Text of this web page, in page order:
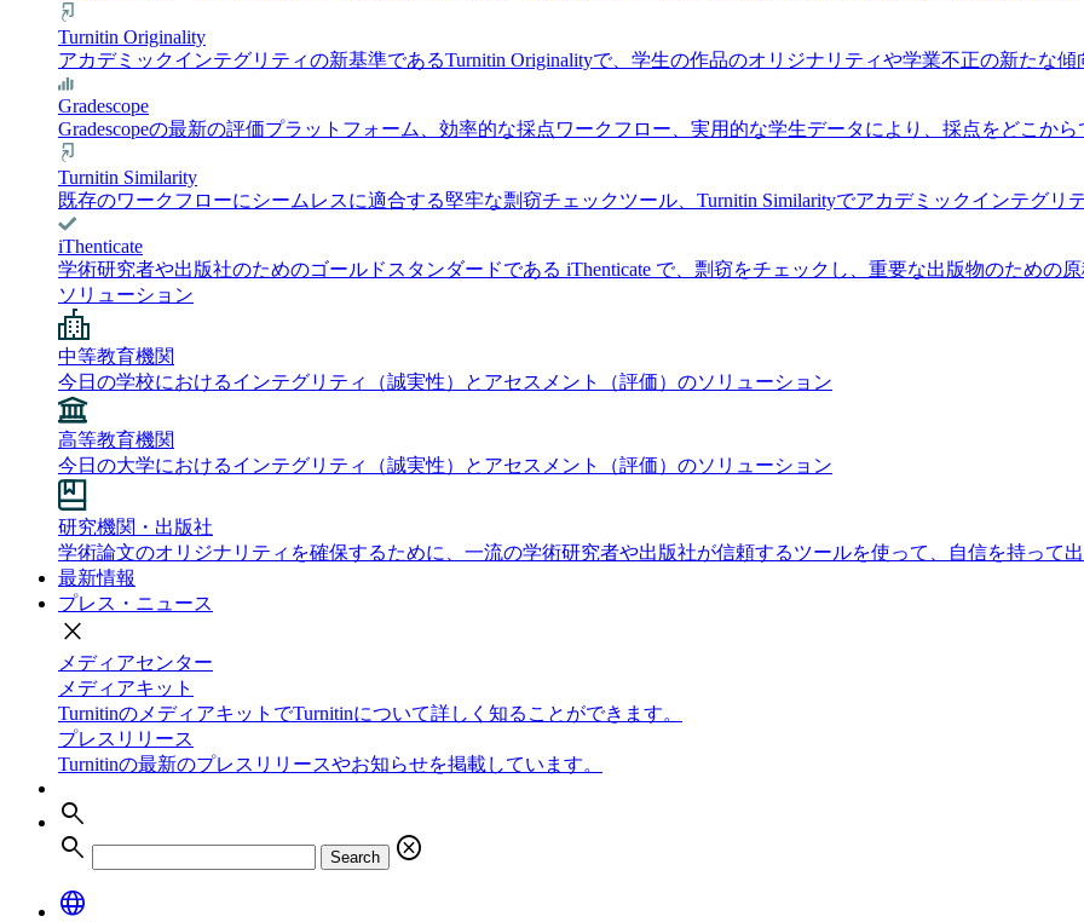
Turnitin Originality
アカデミックインテグリティの新基準であるTurnitin Originalityで、学生の作品のオリジナリティや学業不正の新たな傾
Gradescope
Gradescopeの最新の評価プラットフォーム、効率的な採点ワークフロー、実用的な学生データにより、採点をどこか
Turnitin Similarity
既存のワークフローにシームレスに適合する堅牢な剽窃チェックツール、Turnitin Similarityでアカデミックインテグリ
iThenticate
学術研究者や出版社のためのゴールドスタンダードである iThenticate で、剽窃をチェックし、重要な出版物のための原
ソリューション
中等教育機関
今日の学校におけるインテグリティ（誠実性）とアセスメント（評価）のソリューション
高等教育機関
今日の大学におけるインテグリティ（誠実性）とアセスメント（評価）のソリューション
研究機関・出版社
学術論文のオリジナリティを確保するために、一流の学術研究者や出版社が信頼するツールを使って、自信を持って
最新情報
プレス・ニュース
close
メディアセンター
メディアキット
TurnitinのメディアキットでTurnitinについて詳しく知ることができます。
プレスリリース
Turnitinの最新のプレスリリースやお知らせを掲載しています。
search
search
Search
cancel
language